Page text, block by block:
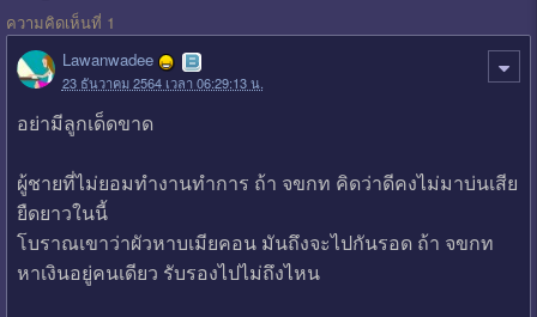
ความคิดเห็นที่ 1
Lawanwadee
23 ธันวาคม 2564 เวลา 06:29:13 น.
อย่ามีลูกเด็ดขาด
ผู้ชายที่ไม่ยอมทำงานทำการ ถ้า จขกท คิดว่าดีคงไม่มาบ่นเสีย
ยืดยาวในนี้
โบราณเขาว่าผัวหาบเมียคอน มันถึงจะไปกันรอด ถ้า จขกท
หาเงินอยู่คนเดียว รับรองไปไม่ถึงไหน